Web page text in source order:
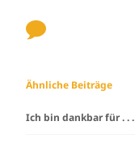
Ähnliche Beiträge
Ich bin dankbar für . . .